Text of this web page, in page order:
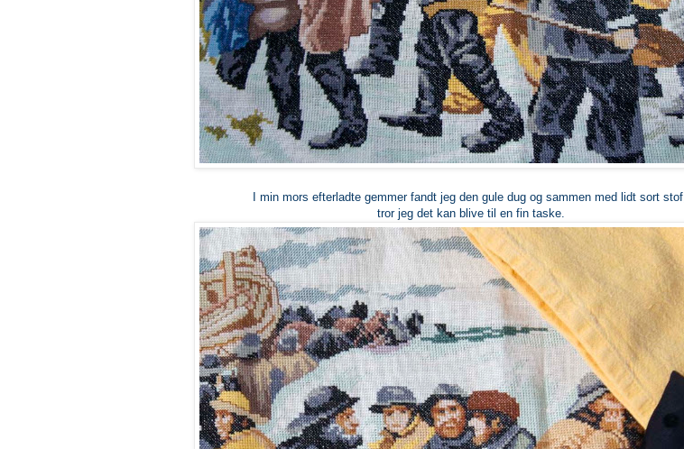
I min mors efterladte gemmer fandt jeg den gule dug og sammen med lidt sort stof,
tror jeg det kan blive til en fin taske.